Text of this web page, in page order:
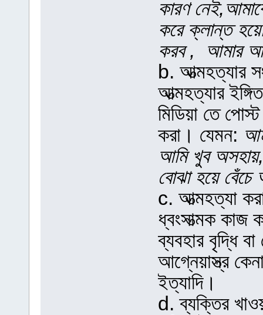
কারণ
করে ক্লান্ত
করব , আমার
b. আত্মহত্যার
আত্মহত্যার
মিডিয়া তে
করা। যেমন:
আমি খুব
বোঝা হয়ে
c. আত্মহত্যা
ধ্বংসাত্মক
ব্যবহার বৃদ্ধি
আগ্নেয়াস্ত্র
ইত্যাদি।
d. ব্যক্তির